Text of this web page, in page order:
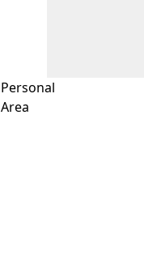
Personal
Area